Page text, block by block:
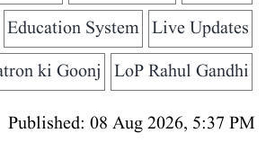
Live Updates
Education System
LoP Rahul Gandhi
ki Goonj
Published: 08 Aug 2026, 5:37 PM